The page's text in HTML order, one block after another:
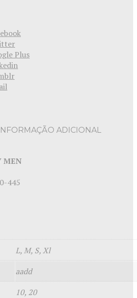
Plus
ADICIONAL
MEN
445
L, M, S, Xl
aadd
10, 20